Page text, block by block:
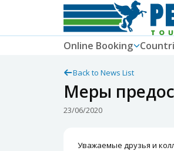
Online Booking
Back to News List
Меры
23/06/2020
Уважаемые друзья и